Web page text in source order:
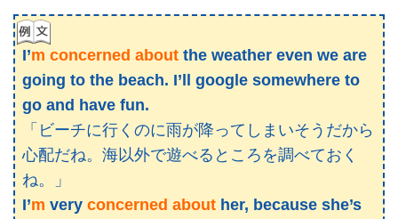
I’m concerned about the weather even we are
going to the beach. I’ll google somewhere to
go and have fun.
「ビーチに行くのに雨が降ってしまいそうだから
心配だね。海以外で遊べるところを調べておく
ね。」
I’m very concerned about her, because she’s